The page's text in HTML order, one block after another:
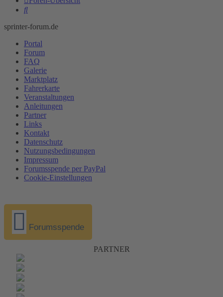
Suche
sprinter-forum.de
Portal
Forum
FAQ
Galerie
Marktplatz
Fahrerkarte
Veranstaltungen
Anleitungen
Partner
Links
Kontakt
Datenschutz
Nutzungsbedingungen
Impressum
Forumsspende per PayPal
Cookie-Einstellungen
Forumsspende
PARTNER